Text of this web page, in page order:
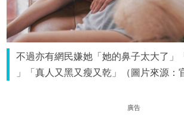
不過亦有網民嫌她「她的鼻子太大了」
」「真人又黑又瘦又乾」（圖片來源：
廣告